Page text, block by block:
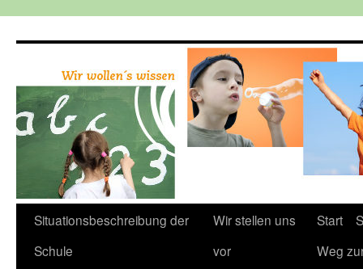
Situationsbeschreibung der
Schule
Wir stellen uns
vor
Start
Weg